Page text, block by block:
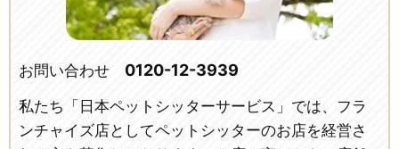
お問い合わせ 0120-12-3939
私たち「日本ペットシッターサービス」では、フラ
ンチャイズ店としてペットシッターのお店を経営さ